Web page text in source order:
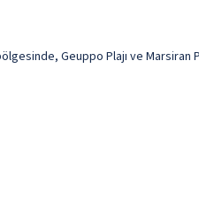
Geuppo Plajı ve Marsiran